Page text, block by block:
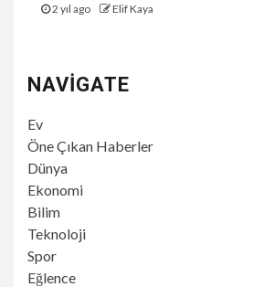
2 yıl ago Elif Kaya
NAVIGATE
Ev
Öne Çıkan Haberler
Dünya
Ekonomi
Bilim
Teknoloji
Spor
Eğlence